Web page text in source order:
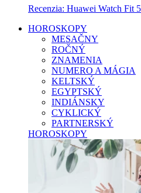
Recenzia: Huawei Watch Fit
HOROSKOPY
MESAČNY
ROČNÝ
ZNAMENIA
NUMERO A MÁGIA
KELTSKÝ
EGYPTSKÝ
INDIÁNSKY
CYKLICKÝ
PARTNERSKÝ
HOROSKOPY